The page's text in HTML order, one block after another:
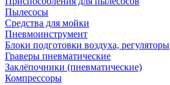
Пылесосы
Средства для мойки
Пневмоинструмент
Блоки подготовки воздуха, регуляторы
Граверы пневматические
Заклёпочники (пневматические)
Компрессоры